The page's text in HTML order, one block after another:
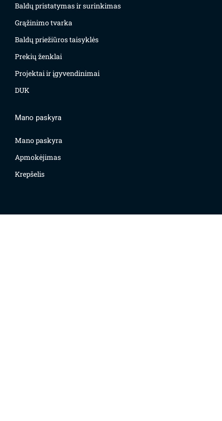
Baldų pristatymas ir surinkimas
Grąžinimo tvarka
Baldų priežiūros taisyklės
Prekių ženklai
Projektai ir įgyvendinimai
DUK
Mano paskyra
Mano paskyra
Apmokėjimas
Krepšelis